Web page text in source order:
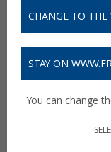
CHANGE TO THE
STAY ON
You can change